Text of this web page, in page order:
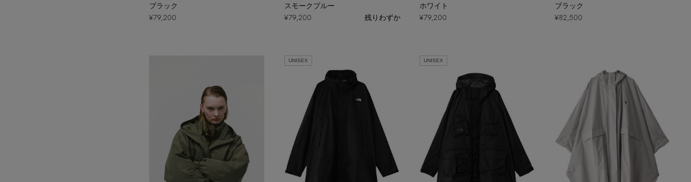
ブラック
¥79,200
スモークブルー
¥79,200
残りわずか
ホワイト
¥79,200
ブラック
¥82,500
UNISEX UNISEX